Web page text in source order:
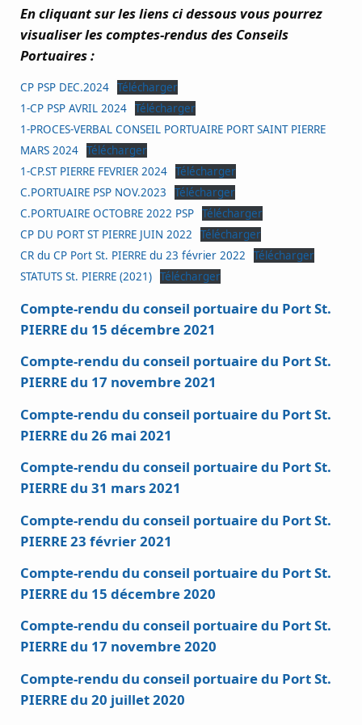
En cliquant sur les liens ci dessous vous pourrez
visualiser les comptes-rendus des Conseils
Portuaires :
CP PSP DEC.2024 Télécharger
1-CP PSP AVRIL 2024 Télécharger
1-PROCES-VERBAL CONSEIL PORTUAIRE PORT SAINT PIERRE
MARS 2024 Télécharger
1-CP.ST PIERRE FEVRIER 2024 Télécharger
C.PORTUAIRE PSP NOV.2023
Télécharger
C.PORTUAIRE OCTOBRE 2022 PSP Télécharger
CP DU PORT ST PIERRE JUIN 2022
Télécharger
CR du CP Port St. PIERRE du 23 février 2022
Télécharger
STATUTS St. PIERRE (2021) Télécharger
Compte-rendu du conseil portuaire du Port St.
PIERRE du 15 décembre 2021
Compte-rendu du conseil portuaire du Port St.
PIERRE du 17 novembre 2021
Compte-rendu du conseil portuaire du Port St.
PIERRE du 26 mai 2021
Compte-rendu du conseil portuaire du Port St.
PIERRE du 31 mars 2021
Compte-rendu du conseil portuaire du Port St.
PIERRE 23 février 2021
Compte-rendu du conseil portuaire du Port St.
PIERRE du 15 décembre 2020
Compte-rendu du conseil portuaire du Port St.
PIERRE du 17 novembre 2020
Compte-rendu du conseil portuaire du Port St.
PIERRE du 20 juillet 2020